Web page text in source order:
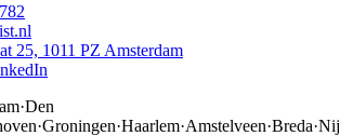
25, 1011 PZ Amsterdam
·Den
·Groningen·Haarlem·Amstelveen·Breda·